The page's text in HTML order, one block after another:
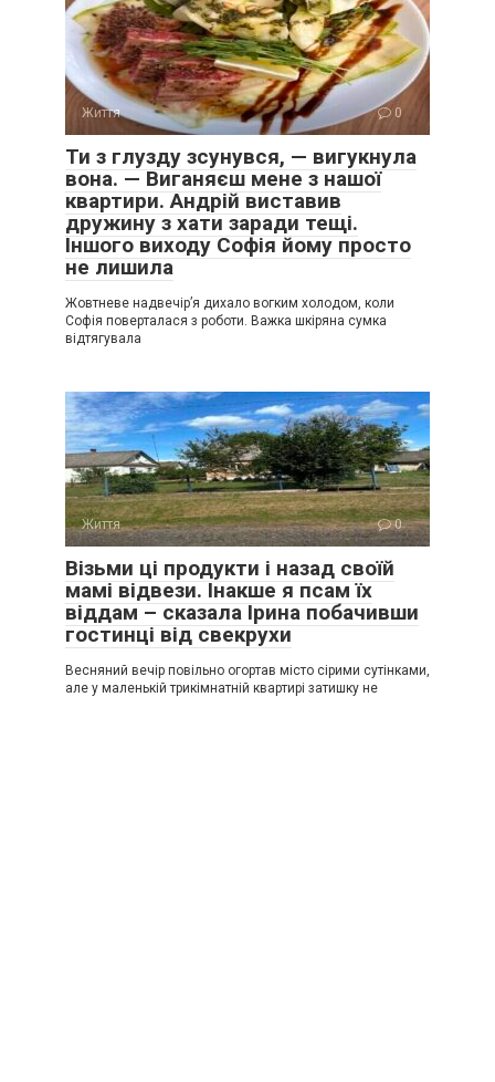
Життя 0
Ти з глузду зсунувся, — вигукнула
вона. — Виганяєш мене з нашої
квартири. Андрій виставив
дружину з хати заради тещі.
Іншого виходу Софія йому просто
не лишила
Жовтневе надвечір’я дихало вогким холодом, коли
Софія поверталася з роботи. Важка шкіряна сумка
відтягувала
Життя 0
Візьми ці продукти і назад своїй
мамі відвези. Інакше я псам їх
віддам – сказала Ірина побачивши
гостинці від свекрухи
Весняний вечір повільно огортав місто сірими сутінками,
але у маленькій трикімнатній квартирі затишку не